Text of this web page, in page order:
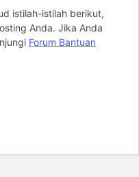
istilah-istilah berikut,
Anda. Jika Anda
Forum Bantuan